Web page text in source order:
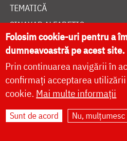
WIDGET DOXOLOGIA
RADIO DOXOLOGIA
DESPRE NOI
DONEAZĂ ONLINE PENTRU
Folosim cookie-uri pentru a
dumneavoastră pe acest site.
Prin continuarea navigării în
confirmați acceptarea
cookie. Mai multe informații
Sunt de acord Nu, mulțumesc